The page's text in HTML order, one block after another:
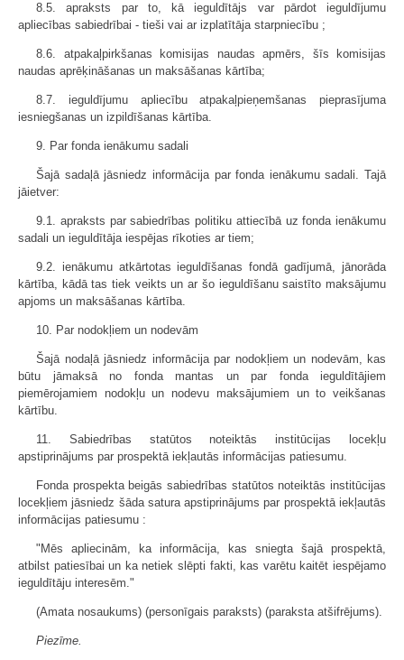
8.5. apraksts par to, kā ieguldītājs var pārdot ieguldījumu
apliecības sabiedrībai - tieši vai ar izplatītāja starpniecību ;
8.6. atpakaļpirkšanas komisijas naudas apmērs, šīs komisijas
naudas aprēķināšanas un maksāšanas kārtība;
8.7. ieguldījumu apliecību atpakaļpieņemšanas pieprasījuma
iesniegšanas un izpildīšanas kārtība.
9. Par fonda ienākumu sadali
Šajā sadaļā jāsniedz informācija par fonda ienākumu sadali. Tajā
jāietver:
9.1. apraksts par sabiedrības politiku attiecībā uz fonda ienākumu
sadali un ieguldītāja iespējas rīkoties ar tiem;
9.2. ienākumu atkārtotas ieguldīšanas fondā gadījumā, jānorāda
kārtība, kādā tas tiek veikts un ar šo ieguldīšanu saistīto maksājumu
apjoms un maksāšanas kārtība.
10. Par nodokļiem un nodevām
Šajā nodaļā jāsniedz informācija par nodokļiem un nodevām, kas
būtu jāmaksā no fonda mantas un par fonda ieguldītājiem
piemērojamiem nodokļu un nodevu maksājumiem un to veikšanas
kārtību.
11. Sabiedrības statūtos noteiktās institūcijas locekļu
apstiprinājums par prospektā iekļautās informācijas patiesumu.
Fonda prospekta beigās sabiedrības statūtos noteiktās institūcijas
locekļiem jāsniedz šāda satura apstiprinājums par prospektā iekļautās
informācijas patiesumu :
"Mēs apliecinām, ka informācija, kas sniegta šajā prospektā,
atbilst patiesībai un ka netiek slēpti fakti, kas varētu kaitēt iespējamo
ieguldītāju interesēm."
(Amata nosaukums) (personīgais paraksts) (paraksta atšifrējums).
Piezīme.